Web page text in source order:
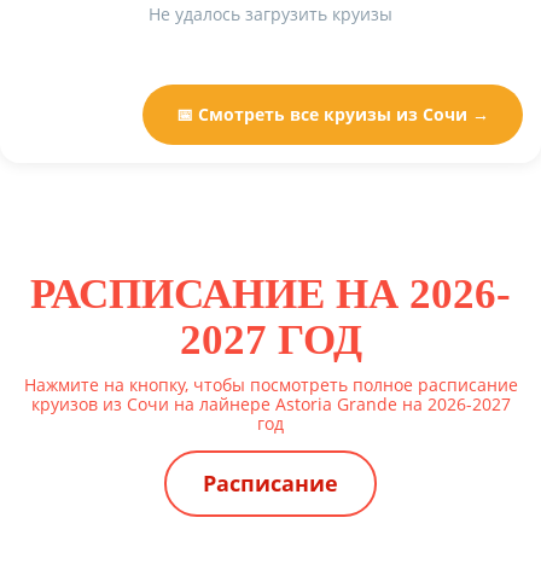
Не удалось загрузить круизы
📅 Смотреть все круизы из Сочи →
РАСПИСАНИЕ НА 2026-
2027 ГОД
Нажмите на кнопку, чтобы посмотреть полное расписание
круизов из Сочи на лайнере Astoria Grande на 2026-2027
год
Расписание